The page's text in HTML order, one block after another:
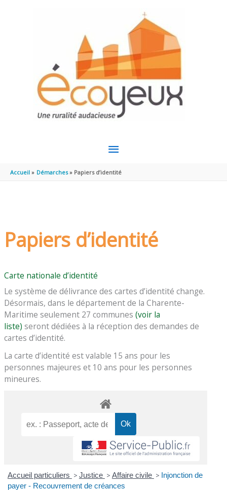
MENU
PRINCIPAL
Accueil Démarches Papiers d’identité
Papiers d’identité
Carte nationale d’identité
Le système de délivrance des cartes d’identité change.
Désormais, dans le département de la Charente-
Maritime seulement 27 communes(voir la
liste) seront dédiées à la réception des demandes de
cartes d’identité.
La carte d’identité est valable 15 ans pour les
personnes majeures et 10 ans pour les personnes
mineures.
Accueil particuliers > Justice > Affaire civile > Injonction de
payer - Recouvrement de créances